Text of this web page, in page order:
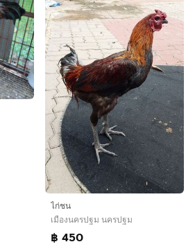
ไก่ชน
เมืองนครปฐม นครปฐม
฿ 450